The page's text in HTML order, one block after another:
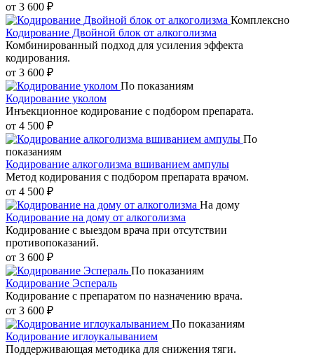
от 3 600 ₽
Комплексно
Кодирование Двойной блок от алкоголизма
Комбинированный подход для усиления эффекта
кодирования.
от 3 600 ₽
По показаниям
Кодирование уколом
Инъекционное кодирование с подбором препарата.
от 4 500 ₽
По
показаниям
Кодирование алкоголизма вшиванием ампулы
Метод кодирования с подбором препарата врачом.
от 4 500 ₽
На дому
Кодирование на дому от алкоголизма
Кодирование с выездом врача при отсутствии
противопоказаний.
от 3 600 ₽
По показаниям
Кодирование Эспераль
Кодирование с препаратом по назначению врача.
от 3 600 ₽
По показаниям
Кодирование иглоукалыванием
Поддерживающая методика для снижения тяги.